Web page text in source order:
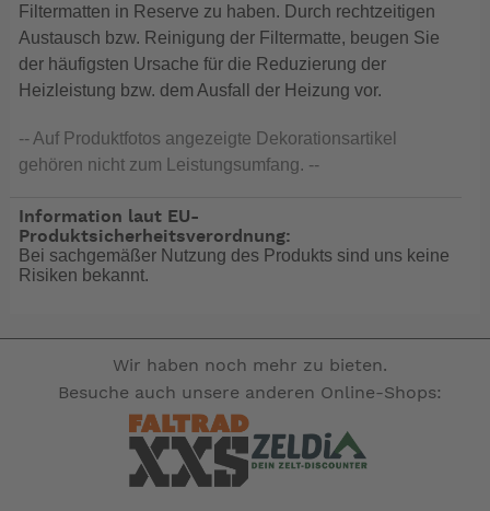
Filtermatten in Reserve zu haben. Durch rechtzeitigen
Austausch bzw. Reinigung der Filtermatte, beugen Sie
der häufigsten Ursache für die Reduzierung der
Heizleistung bzw. dem Ausfall der Heizung vor.
-- Auf Produktfotos angezeigte Dekorationsartikel
gehören nicht zum Leistungsumfang. --
Information laut EU-
Produktsicherheitsverordnung:
Bei sachgemäßer Nutzung des Produkts sind uns keine
Risiken bekannt.
Wir haben noch mehr zu bieten.
Besuche auch unsere anderen Online-Shops: